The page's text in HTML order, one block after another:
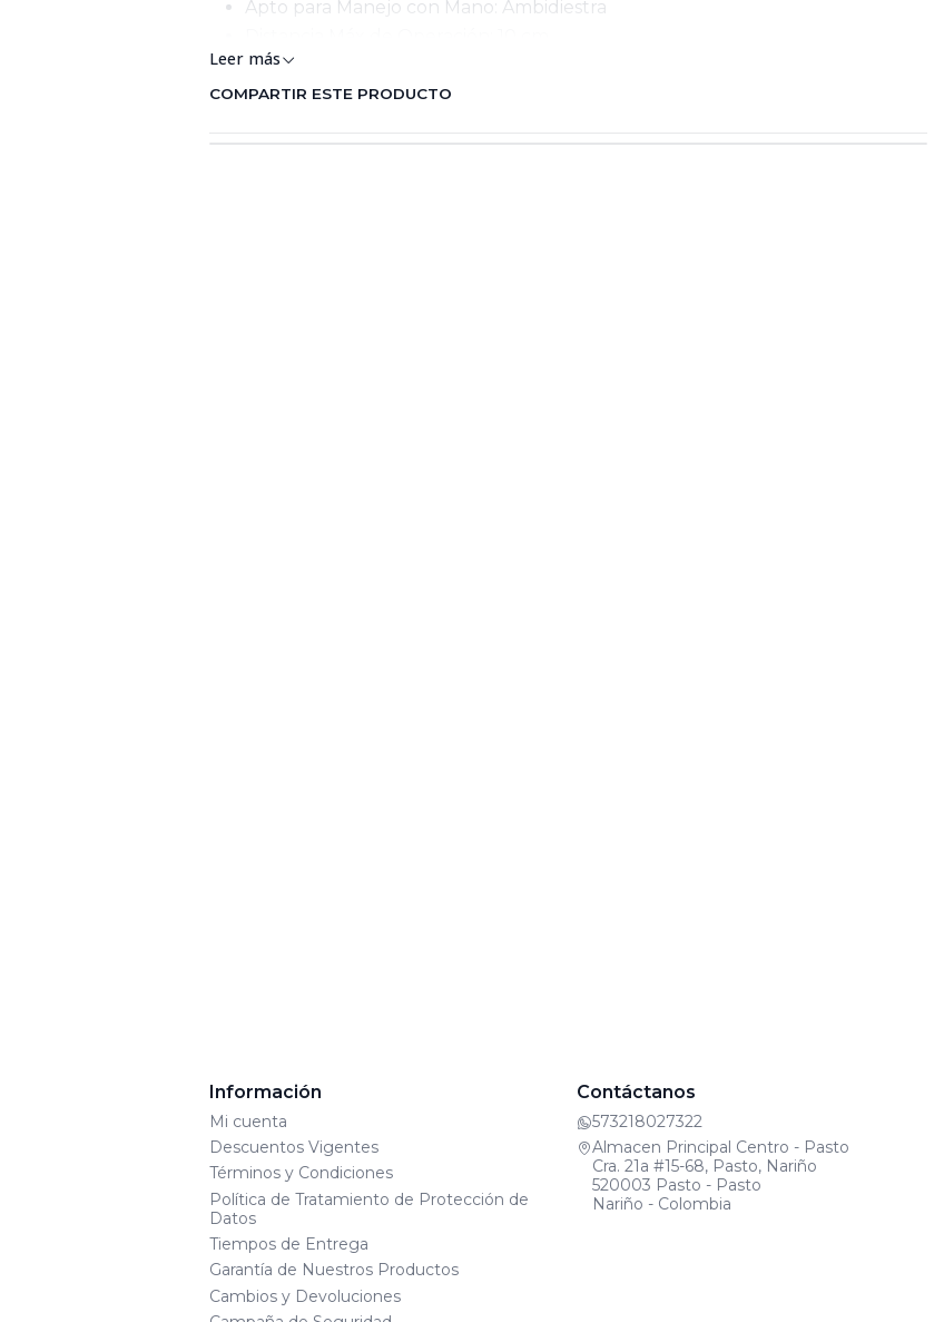
Apto para Manejo con Mano: Ambidiestra
Si Es Plug and Play
Gama del Producto Media Alta.
Leer más
COMPARTIR ESTE PRODUCTO
Información
Mi cuenta
Descuentos Vigentes
Términos y Condiciones
Política de Tratamiento de Protección de
Datos
Tiempos de Entrega
Garantía de Nuestros Productos
Cambios y Devoluciones
Contáctanos
573218027322
Almacen Principal Centro - Pasto
Cra. 21a #15-68, Pasto, Nariño
520003 Pasto - Pasto
Nariño - Colombia